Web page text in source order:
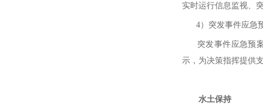
实时运行信息监视、
4）突发事件应急
突发事件应急预案
示，为决策指挥提供
水土保持